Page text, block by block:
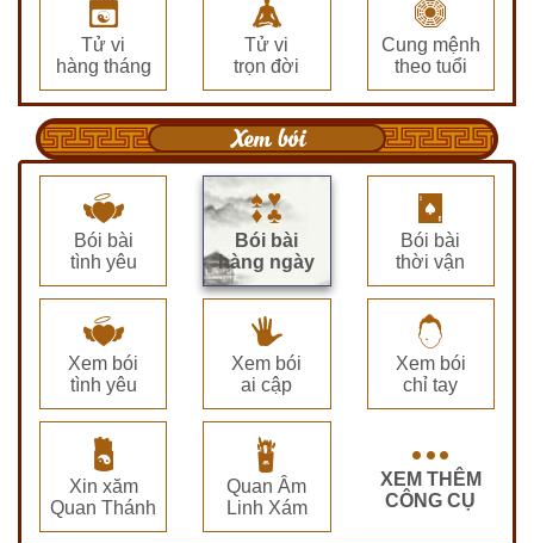
Tử vi
hàng tháng
Tử vi
trọn đời
Cung mệnh
theo tuổi
Xem bói
Bói bài
tình yêu
Bói bài
hàng ngày
Bói bài
thời vận
Xem bói
tình yêu
Xem bói
ai cập
Xem bói
chỉ tay
Xin xăm
Quan Thánh
Quan Âm
Linh Xám
XEM THÊM
CÔNG CỤ